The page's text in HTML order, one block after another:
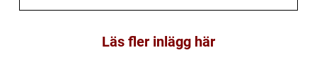
Läs fler inlägg här